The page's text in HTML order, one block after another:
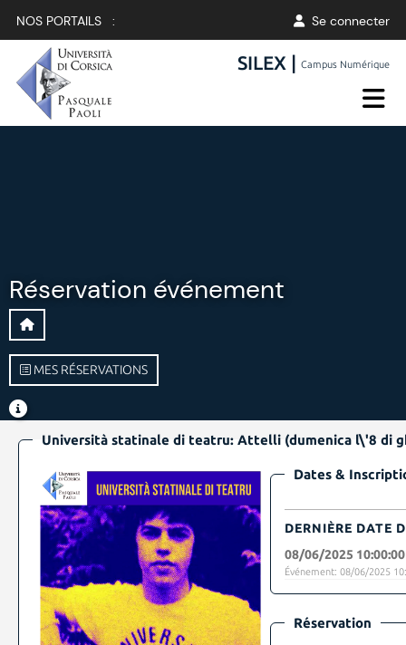
NOS PORTAILS : Se connecter
SILEX |Campus Numérique
Réservation événement
MES RÉSERVATIONS
Università statinale di teatru: Attelli (dumenica l\'8 di
Dates &
DERNIÈRE DATE
08/06/2025 10:00:00
Événement: 08/06/2025
Réservation